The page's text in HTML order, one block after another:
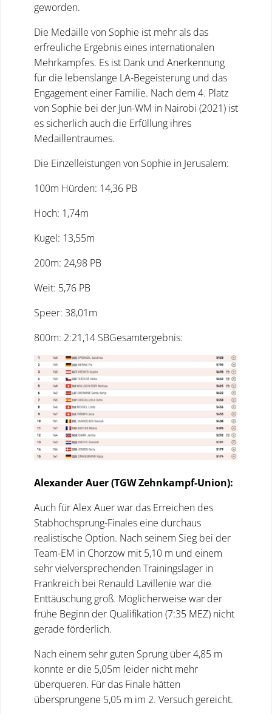
geworden.
Die Medaille von Sophie ist mehr als das
erfreuliche Ergebnis eines internationalen
Mehrkampfes. Es ist Dank und Anerkennung
für die lebenslange LA-Begeisterung und das
Engagement einer Familie. Nach dem 4. Platz
von Sophie bei der Jun-WM in Nairobi (2021) ist
es sicherlich auch die Erfüllung ihres
Medaillentraumes.
Die Einzelleistungen von Sophie in Jerusalem:
100m Hürden: 14,36 PB
Hoch: 1,74m
Kugel: 13,55m
200m: 24,98 PB
Weit: 5,76 PB
Speer: 38,01m
800m: 2:21,14 SBGesamtergebnis:
Alexander Auer (TGW Zehnkampf-Union):
Auch für Alex Auer war das Erreichen des
Stabhochsprung-Finales eine durchaus
realistische Option. Nach seinem Sieg bei der
Team-EM in Chorzow mit 5,10 m und einem
sehr vielversprechenden Trainingslager in
Frankreich bei Renauld Lavillenie war die
Enttäuschung groß. Möglicherweise war der
frühe Beginn der Qualifikation (7:35 MEZ) nicht
gerade förderlich.
Nach einem sehr guten Sprung über 4,85 m
konnte er die 5,05m leider nicht mehr
überqueren. Für das Finale hätten
übersprungene 5,05 m im 2. Versuch gereicht.